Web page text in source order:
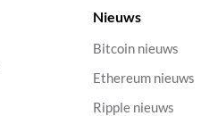
Nieuws
Bitcoin nieuws
Ethereum nieuws
Ripple nieuws